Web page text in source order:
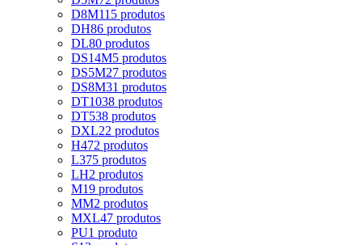
D8M115 produtos
DH86 produtos
DL80 produtos
DS14M5 produtos
DS5M27 produtos
DS8M31 produtos
DT1038 produtos
DT538 produtos
DXL22 produtos
H472 produtos
L375 produtos
LH2 produtos
M19 produtos
MM2 produtos
MXL47 produtos
PU1 produto